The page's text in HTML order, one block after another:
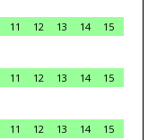
11 12 13 14
15
11 12 13 14
15
11 12 13 14
15